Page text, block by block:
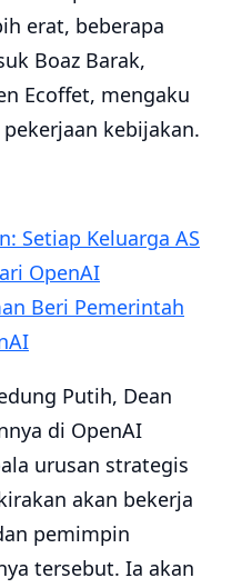
erat, beberapa
Boaz Barak,
Ecoffet, mengaku
kebijakan.
Setiap Keluarga AS
OpenAI
Beri Pemerintah
Putih, Dean
di OpenAI
urusan strategis
akan bekerja
pemimpin
tersebut. Ia akan